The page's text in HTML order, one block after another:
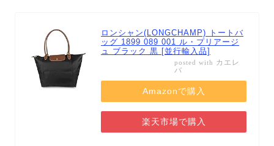
ロンシャン(LONGCHAMP) トートバ
ッグ 1899 089 001 ル・プリアージ
ュ ブラック 黒 [並行輸入品]
posted with カエレ
バ
Amazonで購入
楽天市場で購入